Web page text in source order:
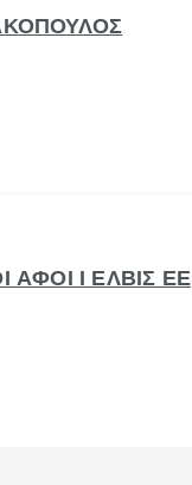
ΑΦΟΙ Ι ΕΛΒΙΣ ΕΕ